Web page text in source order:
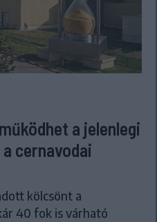
a jelenlegi
cernavodai
kölcsönt a
40 fok is várható